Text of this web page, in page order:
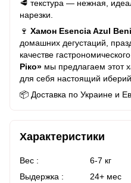
🥩 текстура — нежная,
нарезки.
🍷 Хамон Esencia Azul
домашних дегустаций,
качестве
Ріко» мы предлагаем этот
для себя настоящий
📦 Доставка по Украине и
Характеристики
Вес :
6-7 кг
Выдержка :
24+ мес